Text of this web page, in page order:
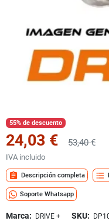
55% de descuento
24,03 € 53,40 €
IVA incluido
assignment Descripción completa format_list_bulleted
Soporte Whatsapp
Marca: DRIVE + SKU: